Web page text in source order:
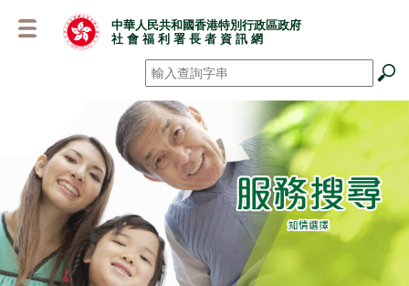
中華人民共和國香港特別行政區政府
社 會 福 利 署 長 者 資 訊 網
搜尋 *